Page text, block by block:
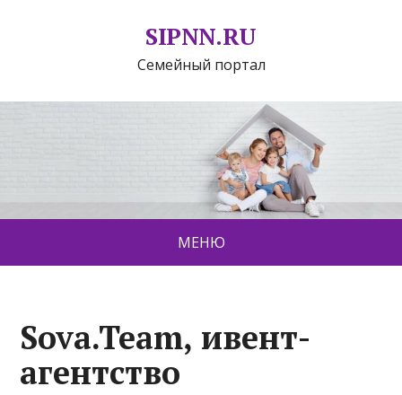
SIPNN.RU
Семейный портал
МЕНЮ
Sova.Team, ивент-
агентство